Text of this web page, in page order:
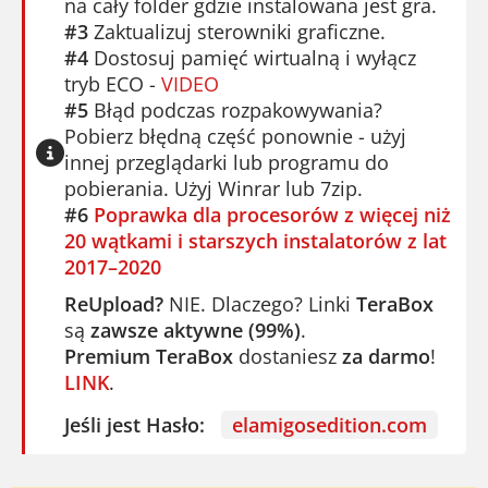
na cały folder gdzie instalowana jest gra.
#3 Zaktualizuj sterowniki graficzne.
#4 Dostosuj pamięć wirtualną i wyłącz
tryb ECO - VIDEO
#5 Błąd podczas rozpakowywania?
Pobierz błędną część ponownie - użyj
innej przeglądarki lub programu do
pobierania. Użyj Winrar lub 7zip.
#6 Poprawka dla procesorów z więcej niż
20 wątkami i starszych instalatorów z lat
2017–2020
ReUpload? NIE. Dlaczego? Linki TeraBox
są zawsze aktywne (99%).
Premium TeraBox dostaniesz za darmo!
LINK.
Jeśli jest Hasło:
elamigosedition.com